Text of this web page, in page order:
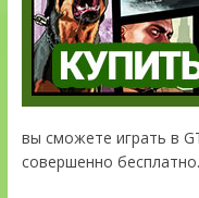
вы сможете играть в
совершенно